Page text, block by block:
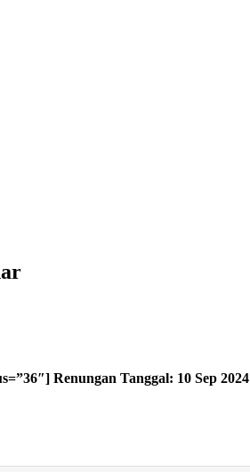
Renungan Tanggal: 10 Sep 2024